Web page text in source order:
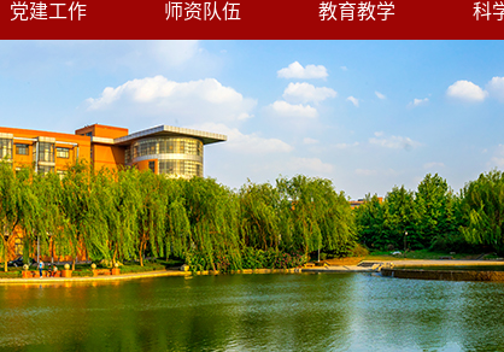
党建工作 师资队伍 教育教学 科